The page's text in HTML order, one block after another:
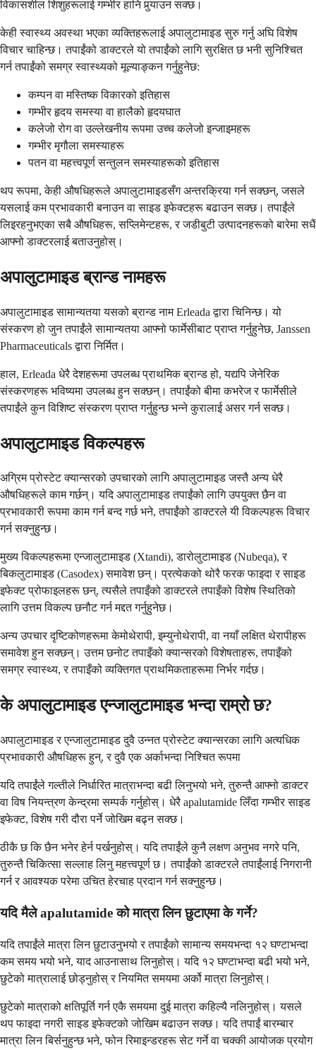
विकासशील शिशुहरूलाई गम्भीर हानि पुर्‍याउन सक्छ।
केही स्वास्थ्य अवस्था भएका व्यक्तिहरूलाई अपालुटामाइड सुरु गर्नु अघि विशेष
विचार चाहिन्छ। तपाईंको डाक्टरले यो तपाईंको लागि सुरक्षित छ भनी सुनिश्चित
गर्न तपाईंको समग्र स्वास्थ्यको मूल्याङ्कन गर्नुहुनेछ:
कम्पन वा मस्तिष्क विकारको इतिहास
गम्भीर हृदय समस्या वा हालैको हृदयघात
कलेजो रोग वा उल्लेखनीय रूपमा उच्च कलेजो इन्जाइमहरू
गम्भीर मृगौला समस्याहरू
पतन वा महत्त्वपूर्ण सन्तुलन समस्याहरूको इतिहास
थप रूपमा, केही औषधिहरूले अपालुटामाइडसँग अन्तरक्रिया गर्न सक्छन्, जसले
यसलाई कम प्रभावकारी बनाउन वा साइड इफेक्टहरू बढाउन सक्छ। तपाईंले
लिइरहनुभएका सबै औषधिहरू, सप्लिमेन्टहरू, र जडीबुटी उत्पादनहरूको बारेमा सधैं
आफ्नो डाक्टरलाई बताउनुहोस्।
अपालुटामाइड ब्रान्ड नामहरू
अपालुटामाइड सामान्यतया यसको ब्रान्ड नाम Erleada द्वारा चिनिन्छ। यो
संस्करण हो जुन तपाईंले सामान्यतया आफ्नो फार्मेसीबाट प्राप्त गर्नुहुनेछ, Janssen
Pharmaceuticals द्वारा निर्मित।
हाल, Erleada धेरै देशहरूमा उपलब्ध प्राथमिक ब्रान्ड हो, यद्यपि जेनेरिक
संस्करणहरू भविष्यमा उपलब्ध हुन सक्छन्। तपाईंको बीमा कभरेज र फार्मेसीले
तपाईंले कुन विशिष्ट संस्करण प्राप्त गर्नुहुन्छ भन्ने कुरालाई असर गर्न सक्छ।
अपालुटामाइड विकल्पहरू
अग्रिम प्रोस्टेट क्यान्सरको उपचारको लागि अपालुटामाइड जस्तै अन्य धेरै
औषधिहरूले काम गर्छन्। यदि अपालुटामाइड तपाईंको लागि उपयुक्त छैन वा
प्रभावकारी रूपमा काम गर्न बन्द गर्छ भने, तपाईंको डाक्टरले यी विकल्पहरू विचार
गर्न सक्नुहुन्छ।
मुख्य विकल्पहरूमा एन्जालुटामाइड (Xtandi), डारोलुटामाइड (Nubeqa), र
बिकलुटामाइड (Casodex) समावेश छन्। प्रत्येकको थोरै फरक फाइदा र साइड
इफेक्ट प्रोफाइलहरू छन्, त्यसैले तपाइँको डाक्टरले तपाइँको विशेष स्थितिको
लागि उत्तम विकल्प छनौट गर्न मद्दत गर्नुहुनेछ।
अन्य उपचार दृष्टिकोणहरूमा केमोथेरापी, इम्युनोथेरापी, वा नयाँ लक्षित थेरापीहरू
समावेश हुन सक्छन्। उत्तम छनोट तपाइँको क्यान्सरको विशेषताहरू, तपाइँको
समग्र स्वास्थ्य, र तपाइँको व्यक्तिगत प्राथमिकताहरूमा निर्भर गर्दछ।
के अपालुटामाइड एन्जालुटामाइड भन्दा राम्रो छ?
अपालुटामाइड र एन्जालुटामाइड दुवै उन्नत प्रोस्टेट क्यान्सरका लागि अत्यधिक
प्रभावकारी औषधिहरू हुन्, र दुवै एक अर्काभन्दा निश्चित रूपमा
यदि तपाईंले गल्तीले निर्धारित मात्राभन्दा बढी लिनुभयो भने, तुरुन्तै आफ्नो डाक्टर
वा विष नियन्त्रण केन्द्रमा सम्पर्क गर्नुहोस्। धेरै apalutamide लिँदा गम्भीर साइड
इफेक्ट, विशेष गरी दौरा पर्ने जोखिम बढ्न सक्छ।
ठीकै छ कि छैन भनेर हेर्न पर्खनुहोस्। यदि तपाईंले कुनै लक्षण अनुभव नगरे पनि,
तुरुन्तै चिकित्सा सल्लाह लिनु महत्त्वपूर्ण छ। तपाईंको डाक्टरले तपाईंलाई निगरानी
गर्न र आवश्यक परेमा उचित हेरचाह प्रदान गर्न सक्नुहुन्छ।
यदि मैले apalutamide को मात्रा लिन छुटाएमा के गर्ने?
यदि तपाईंले मात्रा लिन छुटाउनुभयो र तपाईंको सामान्य समयभन्दा १२ घण्टाभन्दा
कम समय भयो भने, याद आउनासाथ लिनुहोस्। यदि १२ घण्टाभन्दा बढी भयो भने,
छुटेको मात्रालाई छोड्नुहोस् र नियमित समयमा अर्को मात्रा लिनुहोस्।
छुटेको मात्राको क्षतिपूर्ति गर्न एकै समयमा दुई मात्रा कहिल्यै नलिनुहोस्। यसले
थप फाइदा नगरी साइड इफेक्टको जोखिम बढाउन सक्छ। यदि तपाईं बारम्बार
मात्रा लिन बिर्सनुहुन्छ भने, फोन रिमाइन्डरहरू सेट गर्ने वा चक्की आयोजक प्रयोग